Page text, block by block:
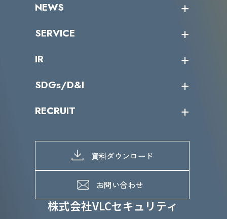
株式会社VLCセキュリティ
トップメッセージ
ミッション／ビジョン
パートナー企業一覧
NEWS
サイバーニュース
SERVICE
カテゴリー別サービス一覧
IR
IRカレンダー
IRライブラリー
よくあるご質問
SDGs/D&I
当グループのマテリアリティ
SDGs推進体制
D&Iの取り組み
RECRUIT
募集職種一覧
メッセージ
メンバーインタビュー
資料ダウンロード
お問い合わせ